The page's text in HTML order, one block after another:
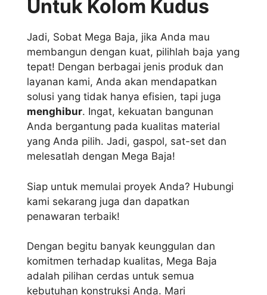
Untuk Kolom Kudus
Jadi, Sobat Mega Baja, jika Anda mau
membangun dengan kuat, pilihlah baja yang
tepat! Dengan berbagai jenis produk dan
layanan kami, Anda akan mendapatkan
solusi yang tidak hanya efisien, tapi juga
menghibur. Ingat, kekuatan bangunan
Anda bergantung pada kualitas material
yang Anda pilih. Jadi, gaspol, sat-set dan
melesatlah dengan Mega Baja!
Siap untuk memulai proyek Anda? Hubungi
kami sekarang juga dan dapatkan
penawaran terbaik!
Dengan begitu banyak keunggulan dan
komitmen terhadap kualitas, Mega Baja
adalah pilihan cerdas untuk semua
kebutuhan konstruksi Anda. Mari